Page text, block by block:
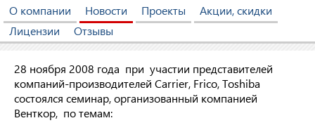
О компании Новости Проекты
Акции, скидки
Лицензии
Отзывы
28 ноября 2008 года при участии представителей
компаний-производителей Carrier, Frico, Toshiba
состоялся семинар, организованный компанией
Венткор, по темам: